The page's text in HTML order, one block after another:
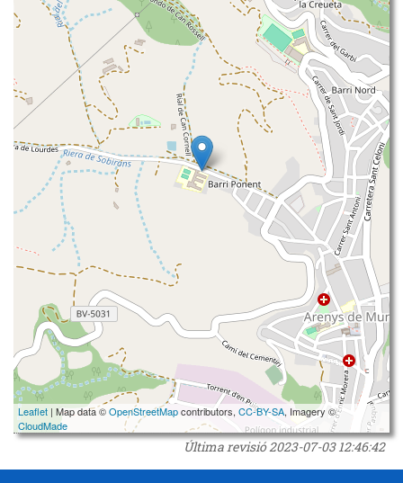
Leaflet | Map data ©OpenStreetMapcontributors, CC-BY-SA, Imagery ©
CloudMade
Última revisió2023-07-03 12:46:42